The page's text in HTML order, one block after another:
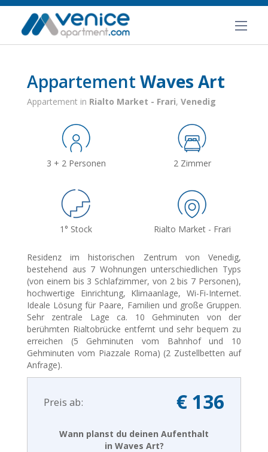
Appartement Waves Art
Appartement in Rialto Market - Frari, Venedig
3 + 2 Personen 2 Zimmer
1° Stock Rialto Market - Frari
Residenz im historischen Zentrum von Venedig,
bestehend aus 7 Wohnungen unterschiedlichen Typs
(von einem bis 3 Schlafzimmer, von 2 bis 7 Personen),
hochwertige Einrichtung, Klimaanlage, Wi-Fi-Internet.
Ideale Lösung für Paare, Familien und große Gruppen.
Sehr zentrale Lage ca. 10 Gehminuten von der
berühmten Rialtobrücke entfernt und sehr bequem zu
erreichen (5 Gehminuten vom Bahnhof und 10
Gehminuten vom Piazzale Roma) (2 Zustellbetten auf
Anfrage).
Preis ab: € 136
Wann planst du deinen Aufenthalt
in Waves Art?